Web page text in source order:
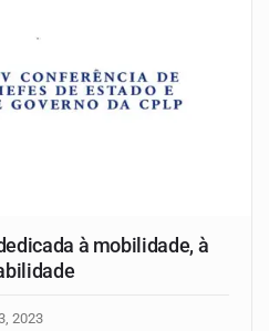
à mobilidade, à
2023